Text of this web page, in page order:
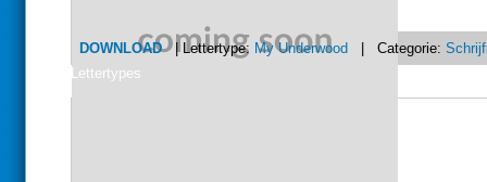
DOWNLOAD| Lettertype: My Underwood | Categorie:
Lettertypes